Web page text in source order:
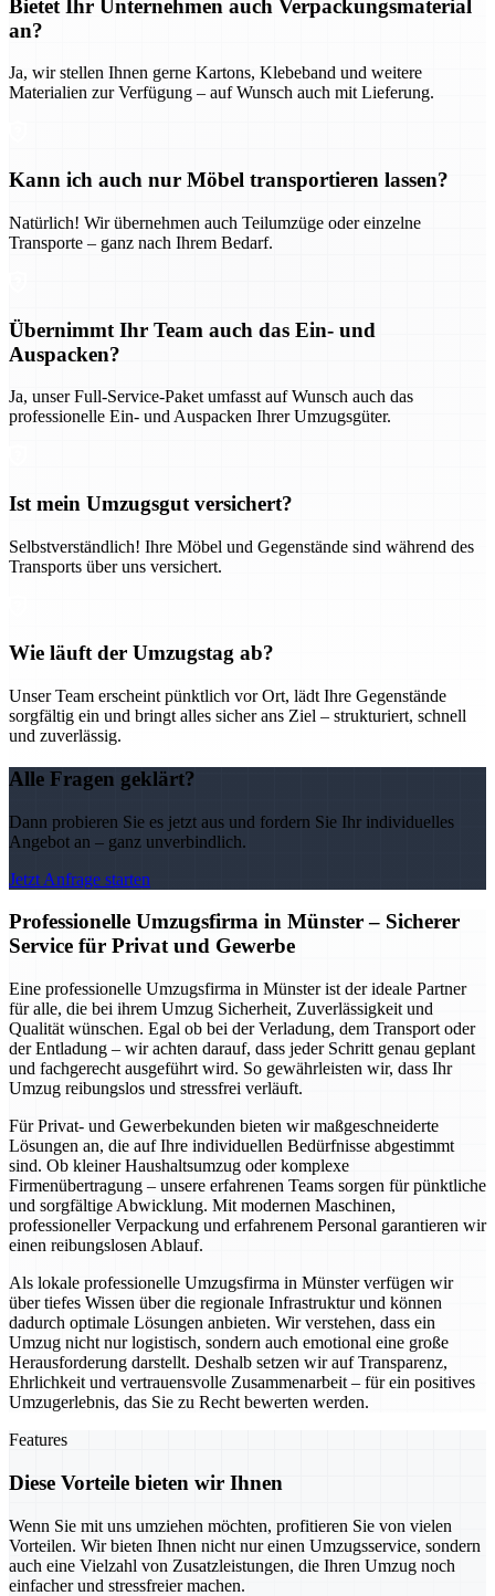
Bietet Ihr Unternehmen auch Verpackungsmaterial
an?
Ja, wir stellen Ihnen gerne Kartons, Klebeband und weitere
Materialien zur Verfügung – auf Wunsch auch mit Lieferung.
Kann ich auch nur Möbel transportieren lassen?
Natürlich! Wir übernehmen auch Teilumzüge oder einzelne
Transporte – ganz nach Ihrem Bedarf.
Übernimmt Ihr Team auch das Ein- und
Auspacken?
Ja, unser Full-Service-Paket umfasst auf Wunsch auch das
professionelle Ein- und Auspacken Ihrer Umzugsgüter.
Ist mein Umzugsgut versichert?
Selbstverständlich! Ihre Möbel und Gegenstände sind während des
Transports über uns versichert.
Wie läuft der Umzugstag ab?
Unser Team erscheint pünktlich vor Ort, lädt Ihre Gegenstände
sorgfältig ein und bringt alles sicher ans Ziel – strukturiert, schnell
und zuverlässig.
Alle Fragen geklärt?
Dann probieren Sie es jetzt aus und fordern Sie Ihr individuelles
Angebot an – ganz unverbindlich.
Jetzt Anfrage starten
Professionelle Umzugsfirma in Münster – Sicherer
Service für Privat und Gewerbe
Eine professionelle Umzugsfirma in Münster ist der ideale Partner
für alle, die bei ihrem Umzug Sicherheit, Zuverlässigkeit und
Qualität wünschen. Egal ob bei der Verladung, dem Transport oder
der Entladung – wir achten darauf, dass jeder Schritt genau geplant
und fachgerecht ausgeführt wird. So gewährleisten wir, dass Ihr
Umzug reibungslos und stressfrei verläuft.
Für Privat- und Gewerbekunden bieten wir maßgeschneiderte
Lösungen an, die auf Ihre individuellen Bedürfnisse abgestimmt
sind. Ob kleiner Haushaltsumzug oder komplexe
Firmenübertragung – unsere erfahrenen Teams sorgen für pünktliche
und sorgfältige Abwicklung. Mit modernen Maschinen,
professioneller Verpackung und erfahrenem Personal garantieren wir
einen reibungslosen Ablauf.
Als lokale professionelle Umzugsfirma in Münster verfügen wir
über tiefes Wissen über die regionale Infrastruktur und können
dadurch optimale Lösungen anbieten. Wir verstehen, dass ein
Umzug nicht nur logistisch, sondern auch emotional eine große
Herausforderung darstellt. Deshalb setzen wir auf Transparenz,
Ehrlichkeit und vertrauensvolle Zusammenarbeit – für ein positives
Umzugerlebnis, das Sie zu Recht bewerten werden.
Features
Diese Vorteile bieten wir Ihnen
Wenn Sie mit uns umziehen möchten, profitieren Sie von vielen
Vorteilen. Wir bieten Ihnen nicht nur einen Umzugsservice, sondern
auch eine Vielzahl von Zusatzleistungen, die Ihren Umzug noch
einfacher und stressfreier machen.